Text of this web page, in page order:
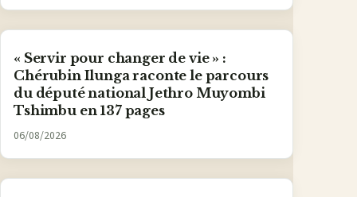
« Servir pour changer de vie » :
Chérubin Ilunga raconte le parcours
du député national Jethro Muyombi
Tshimbu en 137 pages
06/08/2026